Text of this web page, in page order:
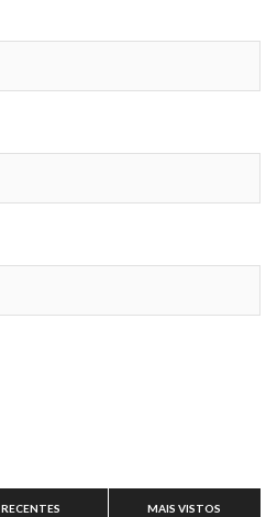
RECENTES MAIS VISTOS